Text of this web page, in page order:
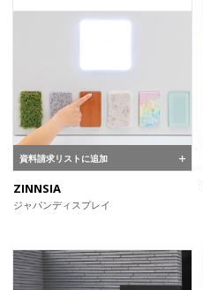
資料請求リストに追加
ZINNSIA
ジャパンディスプレイ